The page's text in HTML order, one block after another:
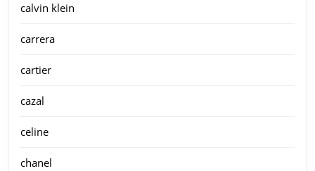
calvin klein
carrera
cartier
cazal
celine
chanel